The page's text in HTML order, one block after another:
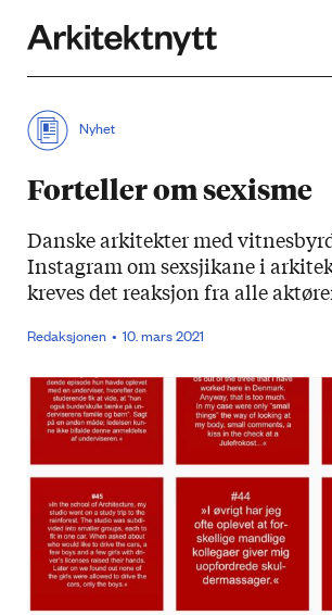
Nyhet
Forteller om sexisme
Danske arkitekter med
Instagram om sexsjikane i
kreves det reaksjon fra alle
Redaksjonen 10. mars 2021